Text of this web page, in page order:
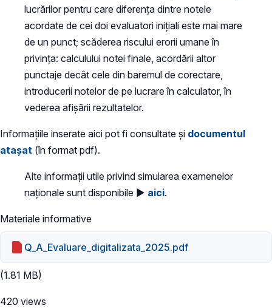
lucrărilor pentru care diferența dintre notele
acordate de cei doi evaluatori inițiali este mai mare
de un punct; scăderea riscului erorii umane în
privința: calculului notei finale, acordării altor
punctaje decât cele din baremul de corectare,
introducerii notelor de pe lucrare în calculator, în
vederea afișării rezultatelor.
Informațiile inserate aici pot fi consultate și documentul
atașat (în format pdf).
Alte informații utile privind simularea examenelor
naționale sunt disponibile ► aici.
Materiale informative
Q_A_Evaluare_digitalizata_2025.pdf
(1.81 MB)
420 views